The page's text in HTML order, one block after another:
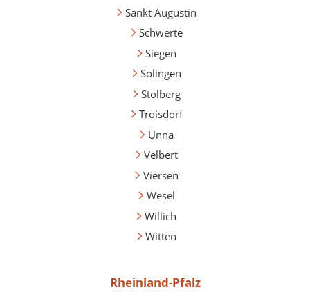
Sankt Augustin
Schwerte
Siegen
Solingen
Stolberg
Troisdorf
Unna
Velbert
Viersen
Wesel
Willich
Witten
Rheinland-Pfalz